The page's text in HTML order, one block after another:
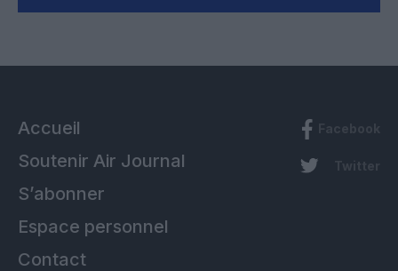
Accueil
Soutenir Air Journal
S’abonner
Espace personnel
Contact